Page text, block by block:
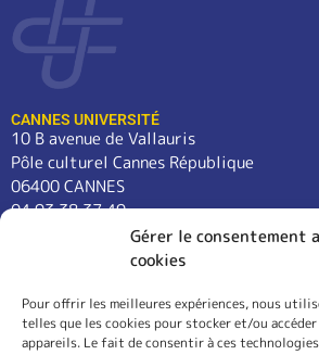
Gérer le consentement
cookies
Pour offrir les meilleures expériences, nous
telles que les cookies pour stocker et/ou
appareils. Le fait de consentir à ces
CANNES UNIVERSITÉ
10 B avenue de Vallauris
Pôle culturel Cannes République
06400 CANNES
04 93 38 37 49
contact@cannes-universite.fr
COURS
LANGUES